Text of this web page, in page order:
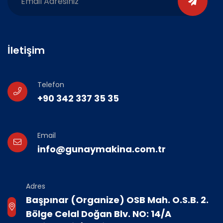
İletişim
Telefon
+90 342 337 35 35
Email
info@gunaymakina.com.tr
Adres
Başpınar (Organize) OSB Mah. O.S.B. 2.
Bölge Celal Doğan Blv. NO: 14/A